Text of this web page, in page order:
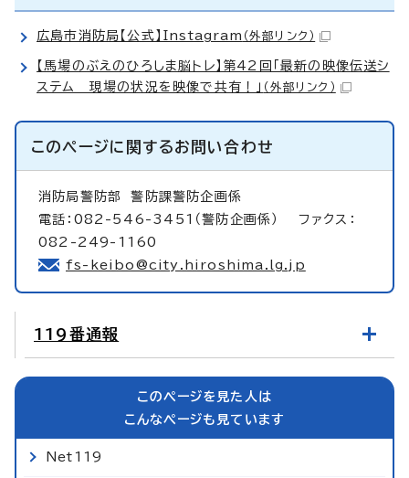
広島市消防局【公式】Instagram （外部リンク）
【馬場のぶえのひろしま脳トレ】第42回「最新の映像伝送シ
ステム 現場の状況を映像で共有！」 （外部リンク）
このページに関するお問い合わせ
消防局警防部警防課警防企画係
電話：082-546-3451（警防企画係） ファクス：
082-249-1160
fs-keibo@city.hiroshima.lg.jp
119番通報
このページを見た人は
こんなページも見ています
Net119